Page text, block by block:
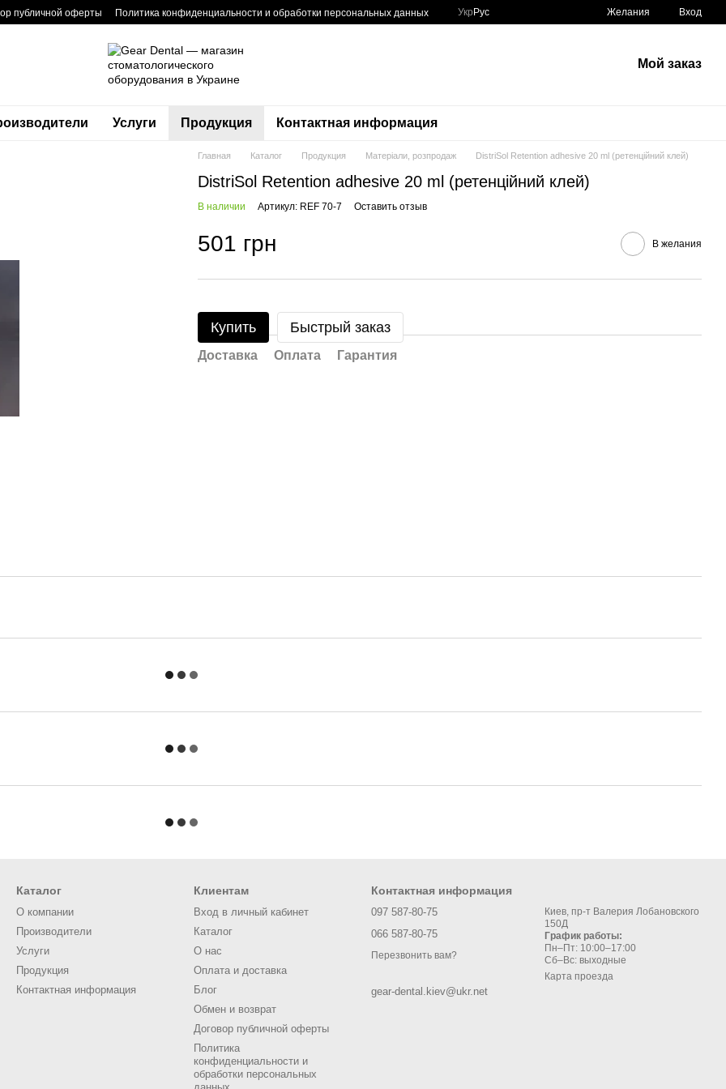
публичной оферты Политика конфиденциальности и обработки персональных данных Укр Рус Желания Вход
Мой заказ
Услуги Продукция Контактная информация
Главная Каталог Продукция Матеріали, розпродаж DistriSol Retention adhesive 20 ml (ретенційний клей)
DistriSol Retention adhesive 20 ml (ретенційний клей)
В наличии Артикул: REF 70-7 Оставить отзыв
501 грн В желания
Купить Быстрый заказ
Доставка Оплата Гарантия
Каталог
О компании
Производители
Услуги
Продукция
Контактная информация
Клиентам
Вход в личный кабинет
Каталог
О нас
Оплата и доставка
Блог
Обмен и возврат
Договор публичной оферты
Политика
конфиденциальности и
обработки персональных
Контактная информация
097 587-80-75
066 587-80-75
Перезвонить вам?
gear-dental.kiev@ukr.net
Киев, пр-т Валерия Лобановского
150Д
График работы:
Пн–Пт: 10:00–17:00
Сб–Вс: выходные
Карта проезда